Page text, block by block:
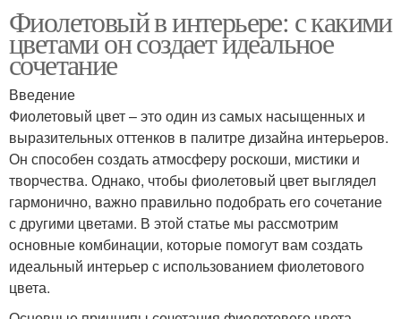
Фиолетовый в интерьере: с какими
цветами он создает идеальное
сочетание
Введение
Фиолетовый цвет – это один из самых насыщенных и
выразительных оттенков в палитре дизайна интерьеров.
Он способен создать атмосферу роскоши, мистики и
творчества. Однако, чтобы фиолетовый цвет выглядел
гармонично, важно правильно подобрать его сочетание
с другими цветами. В этой статье мы рассмотрим
основные комбинации, которые помогут вам создать
идеальный интерьер с использованием фиолетового
цвета.